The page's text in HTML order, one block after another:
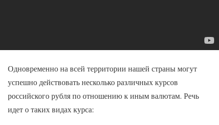
Одновременно на всей территории нашей страны могут
успешно действовать несколько различных курсов
российского рубля по отношению к иным валютам. Речь
идет о таких видах курса: